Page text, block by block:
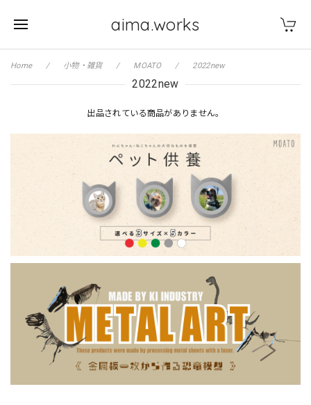
aima.works
Home 小物・雑貨 MOATO 2022new
2022new
出品されている商品がありません。